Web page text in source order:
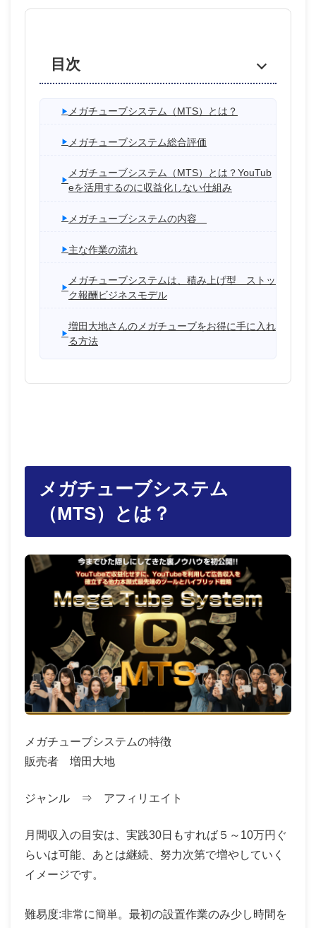
目次
メガチューブシステム（MTS）とは？
メガチューブシステム総合評価
メガチューブシステム（MTS）とは？YouTub
eを活用するのに収益化しない仕組み
メガチューブシステムの内容
主な作業の流れ
メガチューブシステムは、積み上げ型 ストッ
ク報酬ビジネスモデル
増田大地さんのメガチューブをお得に手に入れ
る方法
メガチューブシステム
（MTS）
とは？
メガチューブシステムの特徴
販売者 増田大地
ジャンル ⇒ アフィリエイト
月間収入の目安は、実践30日もすれば５～10万円ぐ
らいは可能、あとは継続、努力次第で増やしていく
イメージです。
難易度:非常に簡単。最初の設置作業のみ少し時間を